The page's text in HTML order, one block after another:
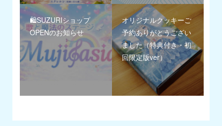
🛍️SUZURIショップ
OPENのお知らせ
オリジナルクッキーご
予約ありがとうござい
ました（特典付き・初
回限定版ver）